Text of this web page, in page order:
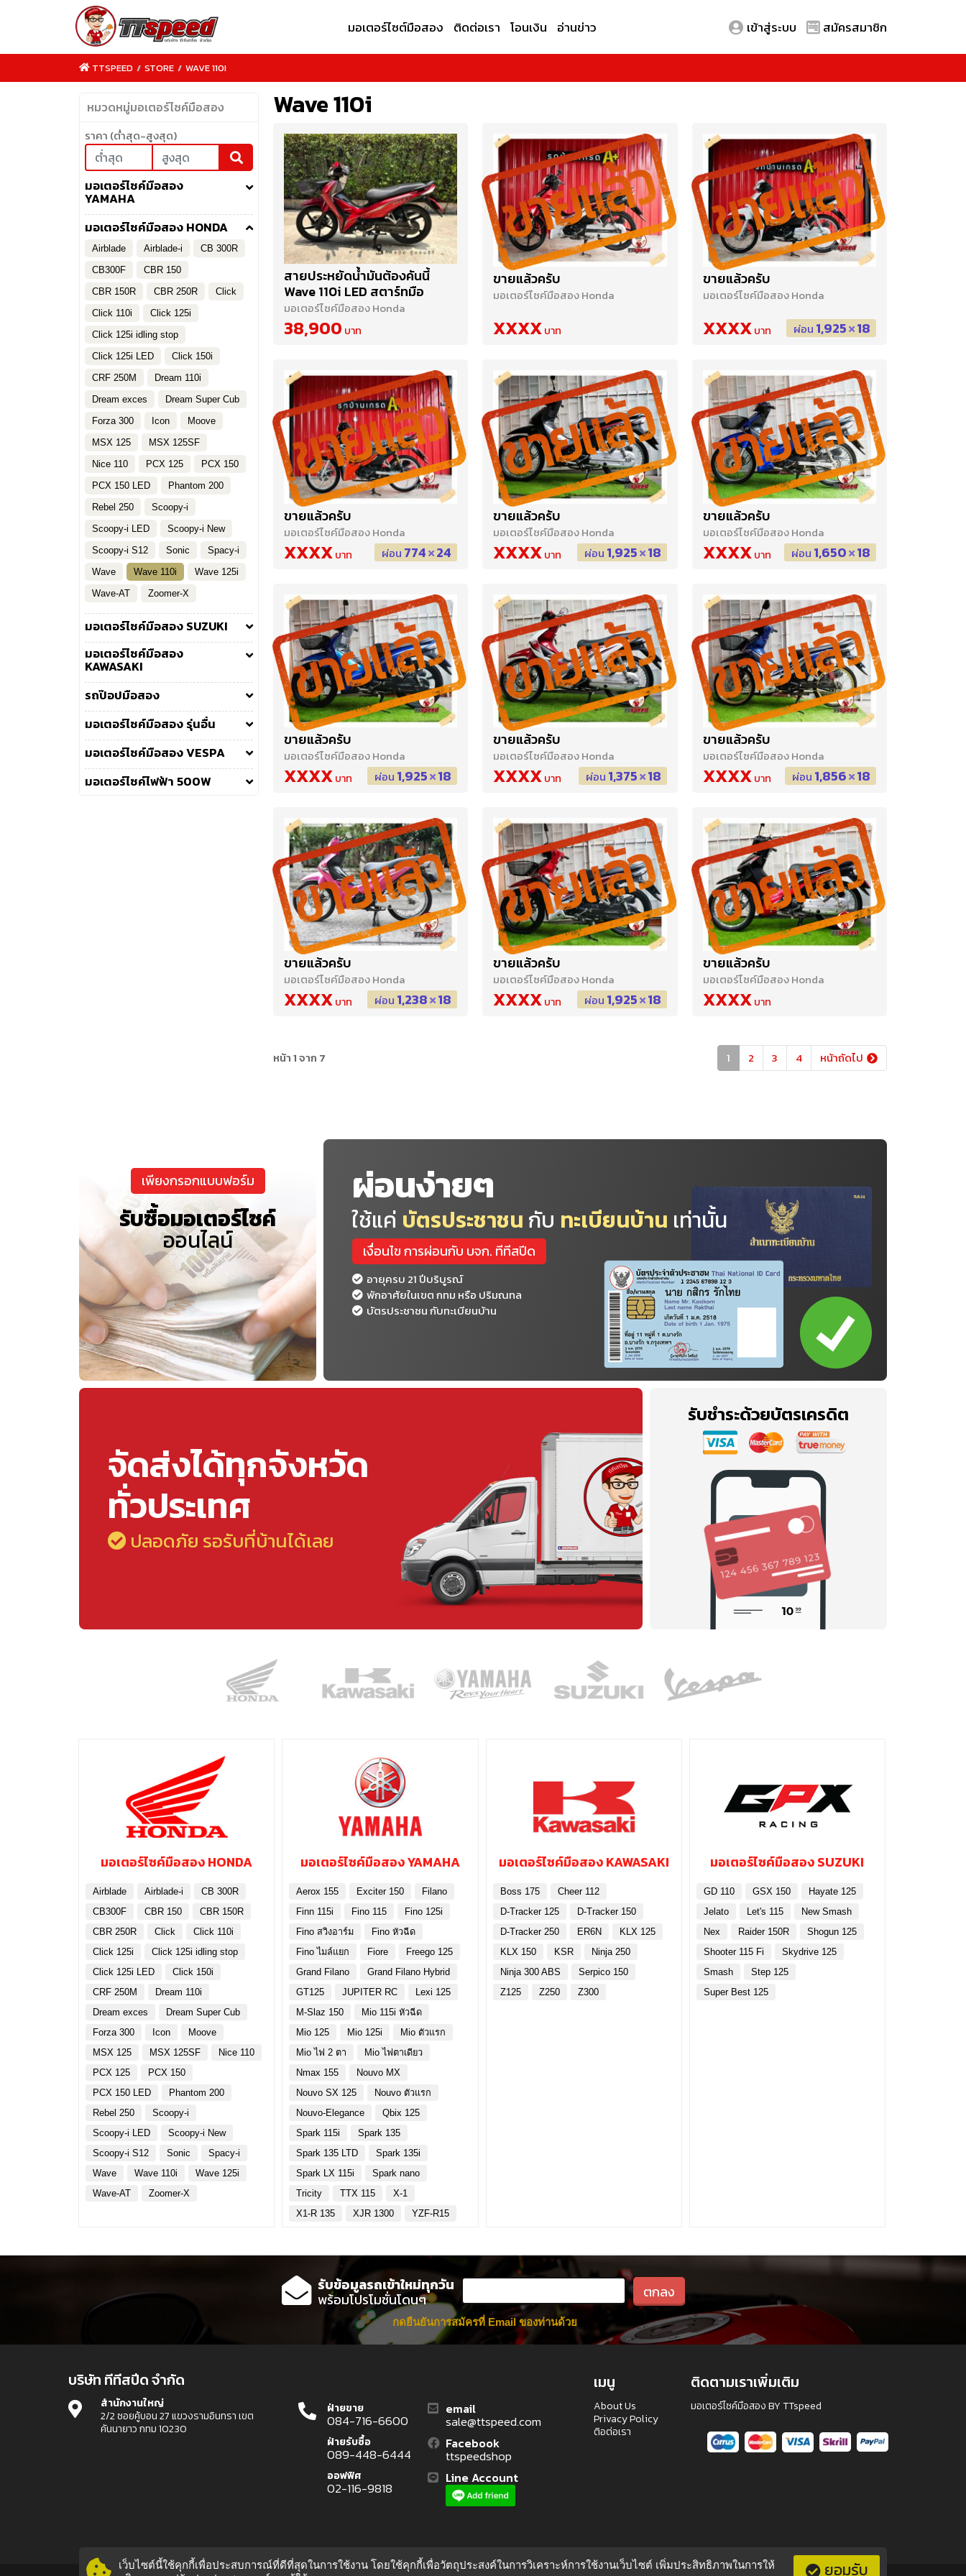
TTSPEED.COM
มอเตอร์ไซต์มือสอง ติดต่อเรา โอนเงิน อ่านข่าว เข้าสู่ระบบ สมัครสมาชิก
TTSPEED / STORE / WAVE 110I
Wave 110i
สายประหยัดน้ำมันต้องคันนี้
Wave 110i LED สตาร์ทมือ
มอเตอร์ไซค์มือสอง Honda
38,900
ขายแล้วครับ
มอเตอร์ไซค์มือสอง Honda
XXXX
ขายแล้วครับ
มอเตอร์ไซค์มือสอง Honda
XXXX ผ่อน 1,925 18
ขายแล้วครับ
มอเตอร์ไซค์มือสอง Honda
XXXX ผ่อน 774 24
ขายแล้วครับ
มอเตอร์ไซค์มือสอง Honda
XXXX ผ่อน 1,925 18
ขายแล้วครับ
มอเตอร์ไซค์มือสอง Honda
XXXX ผ่อน 1,650 18
ขายแล้วครับ
มอเตอร์ไซค์มือสอง Honda
XXXX ผ่อน 1,925 18
ขายแล้วครับ
มอเตอร์ไซค์มือสอง Honda
XXXX ผ่อน 1,375 18
ขายแล้วครับ
มอเตอร์ไซค์มือสอง Honda
XXXX ผ่อน 1,856 18
ขายแล้วครับ
มอเตอร์ไซค์มือสอง Honda
XXXX ผ่อน 1,238 18
ขายแล้วครับ
มอเตอร์ไซค์มือสอง Honda
XXXX ผ่อน 1,925 18
ขายแล้วครับ
มอเตอร์ไซค์มือสอง Honda
XXXX
หน้า 1 จาก 7 1 2 3 4 หน้าถัดไป
หมวดหมู่มอเตอร์ไซค์มือสอง
ราคา (ต่ำสุด-สูงสุด)
มอเตอร์ไซค์มือสอง
YAMAHA
มอเตอร์ไซค์มือสอง HONDA
Airblade Airblade-i
CB 300R
CB300F
CBR 150
CBR 150R
CBR 250R
Click
Click 110i
Click 125i
Click 125i idling stop
Click 125i LED
Click 150i
CRF 250M
Dream 110i
Dream exces
Dream Super Cub
Forza 300
Icon
Moove
MSX 125
MSX 125SF
Nice 110
PCX 125
PCX 150
PCX 150 LED
Phantom 200
Rebel 250
Scoopy-i
Scoopy-i LED
Scoopy-i New
Scoopy-i S12
Sonic
Spacy-i
Wave
Wave 110i
Wave 125i
Wave-AT
Zoomer-X
มอเตอร์ไซค์มือสอง SUZUKI
มอเตอร์ไซค์มือสอง
KAWASAKI
รถป๊อปมือสอง
มอเตอร์ไซค์มือสอง รุ่นอื่น
มอเตอร์ไซค์มือสอง VESPA
มอเตอร์ไซค์ไฟฟ้า 500W
เพียงกรอกแบบฟอร์ม
รับซื้อมอเตอร์ไซค์
ออนไลน์
ผ่อนง่ายๆ
ใช้แค่ บัตรประชาชน กับ ทะเบียนบ้าน เท่านั้น
เงื่อนไข การผ่อนกับ บจก. ทีทีสปีด
อายุครบ 21 ปีบริบูรณ์
พักอาศัยในเขต กทม หรือ ปริมณทล
บัตรประชาชน กับทะเบียนบ้าน
จัดส่งได้ทุกจังหวัด
ทั่วประเทศ
ปลอดภัย รอรับที่บ้านได้เลย
รับชำระด้วยบัตรเครดิต
มอเตอร์ไซค์มือสอง HONDA
Airblade Airblade-i
CB 300R
CB300F
CBR 150
CBR 150R
CBR 250R
Click
Click 110i
Click 125i
Click 125i idling stop
Click 125i LED
Click 150i
CRF 250M
Dream 110i
Dream exces
Dream Super Cub
Forza 300
Icon
Moove
MSX 125
MSX 125SF
Nice 110
PCX 125
PCX 150
PCX 150 LED
Phantom 200
Rebel 250
Scoopy-i
Scoopy-i LED
Scoopy-i New
Scoopy-i S12
Sonic
Spacy-i
Wave
Wave 110i
Wave 125i
Wave-AT
Zoomer-X
มอเตอร์ไซค์มือสอง YAMAHA
Aerox 155 Exciter 150
Filano
Finn 115i
Fino 115
Fino 125i
Fino สวิงอาร์ม
Fino หัวฉีด
Fino ไมล์แยก
Fiore
Freego 125
Grand Filano
Grand Filano Hybrid
GT125
JUPITER RC
Lexi 125
M-Slaz 150
Mio 115i หัวฉีด
Mio 125
Mio 125i
Mio ตัวแรก
Mio ไฟ 2 ตา
Mio ไฟตาเดียว
Nmax 155
Nouvo MX
Nouvo SX 125
Nouvo ตัวแรก
Nouvo-Elegance
Qbix 125
Spark 115i
Spark 135
Spark 135 LTD
Spark 135i
Spark LX 115i
Spark nano
Tricity
TTX 115
X-1
X1-R 135
XJR 1300 YZF-R15
มอเตอร์ไซค์มือสอง KAWASAKI
Boss 175
Cheer 112
D-Tracker 125
D-Tracker 150
D-Tracker 250
ER6N
KLX 125
KLX 150
KSR
Ninja 250
Ninja 300 ABS
Serpico 150
Z125
Z250 Z300
มอเตอร์ไซค์มือสอง SUZUKI
GD 110 GSX 150
Hayate 125
Jelato
Let's 115
New Smash
Nex
Raider 150R
Shogun 125
Shooter 115 Fi
Skydrive 125
Smash
Step 125
Super Best 125
รับข้อมูลรถเข้าใหม่ทุกวัน
พร้อมโปรโมชั่นโดนๆ
กดยืนยันการสมัครที่ Email ของท่านด้วย
บริษัท ทีทีสปีด จำกัด
สำนักงานใหญ่
2/2 ซอยคู้บอน 27 แขวงรามอินทรา เขต
คันนายาว กทม 10230
ฝ่ายขาย
084-716-6600
ฝ่ายรับซื้อ
089-448-6444
ออฟฟิศ
02-116-9818
email
sale@ttspeed.com
Facebook
ttspeedshop
Line Account
เมนู
About Us
Privacy Policy
ติอต่อเรา
ติดตามเราเพิ่มเติม
มอเตอร์ไซค์มือสอง BY TTspeed
เว็บไซต์นี้ใช้คุกกี้เพื่อประสบการณ์ที่ดีที่สุดในการใช้งาน โดยใช้คุกกี้เพื่อวัตถุประสงค์ในการวิเคราะห์การใช้งานเว็บไซต์ เพิ่มประสิทธิภาพในการให้
ยอมรับ